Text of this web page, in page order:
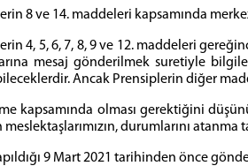
8 ve 14. maddeleri kapsamında
4, 5, 6, 7, 8, 9 ve 12. maddeleri
mesaj gönderilmek suretiyle
Ancak Prensiplerin diğer
kapsamında olması gerektiğini
meslektaşlarımızın, durumlarını
9 Mart 2021 tarihinden önce